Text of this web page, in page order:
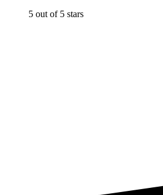
5 out of 5 stars